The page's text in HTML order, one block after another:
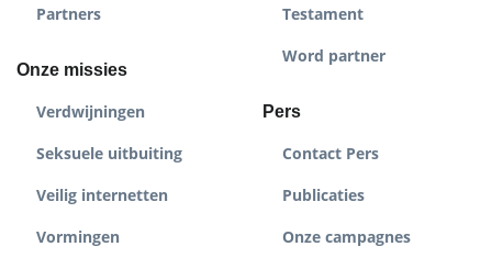
Partners
Onze missies
Verdwijningen
Seksuele uitbuiting
Veilig internetten
Vormingen
Testament
Word partner
Pers
Contact Pers
Publicaties
Onze campagnes